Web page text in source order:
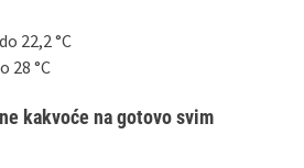
22,2 °C
28 °C
kakvoće na gotovo svim